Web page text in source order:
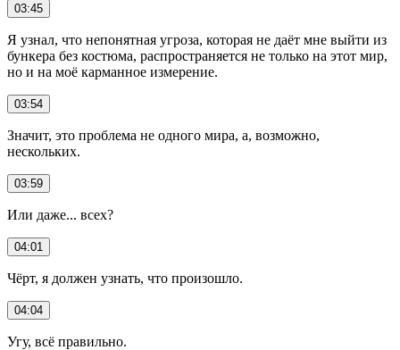
03:45
Я узнал, что непонятная угроза, которая не даёт мне выйти из
бункера без костюма, распространяется не только на этот мир,
но и на моё карманное измерение.
03:54
Значит, это проблема не одного мира, а, возможно,
нескольких.
03:59
Или даже... всех?
04:01
Чёрт, я должен узнать, что произошло.
04:04
Угу, всё правильно.